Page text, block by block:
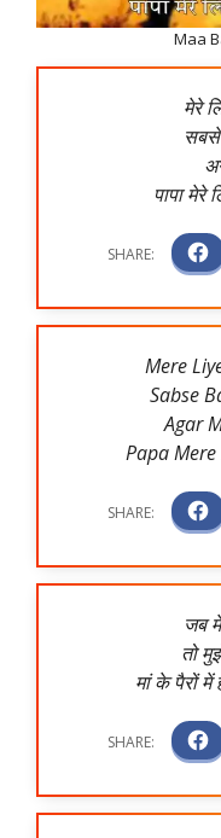
Maa
मेरे
सबसे
पापा
Mere
Sabse
Agar
Papa
जब
तो
मां के पैरों